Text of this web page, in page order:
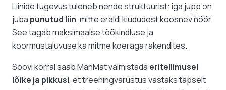
Liinide tugevus tuleneb nende struktuurist: iga jupp on
juba punutud liin, mitte eraldi kiududest koosnev nöör.
See tagab maksimaalse töökindluse ja
koormustaluvuse ka mitme koeraga rakendites.
Soovi korral saab ManMat valmistada eritellimusel
lõike ja pikkusi, et treeningvarustus vastaks täpselt